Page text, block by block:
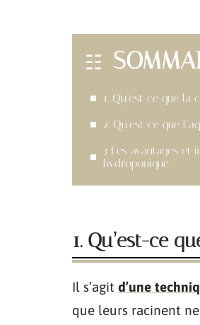
1. Qu’est-ce que la
2. Qu’est-ce que
3 Les avantages et
hydroponique
1. Qu’est-ce
Il s’agit d’une
que leurs racinent